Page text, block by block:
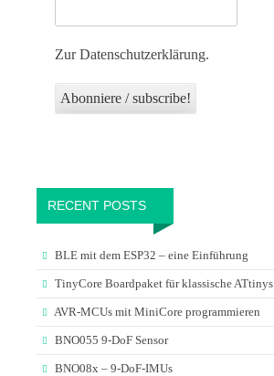
Zur Datenschutzerklärung.
RECENT POSTS
BLE mit dem ESP32 – eine Einführung
TinyCore Boardpaket für klassische ATtinys
AVR-MCUs mit MiniCore programmieren
BNO055 9-DoF Sensor
BNO08x – 9-DoF-IMUs